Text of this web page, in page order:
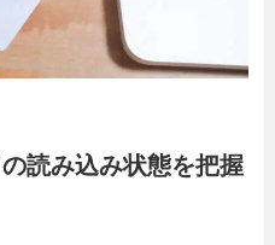
読み込み状態を把握